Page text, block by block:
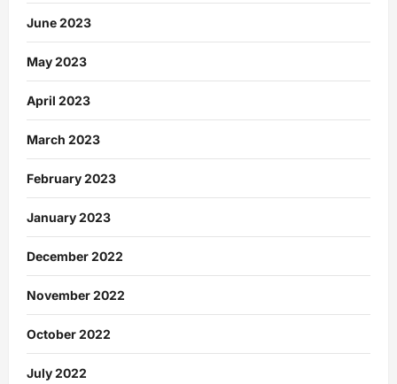
June 2023
May 2023
April 2023
March 2023
February 2023
January 2023
December 2022
November 2022
October 2022
July 2022